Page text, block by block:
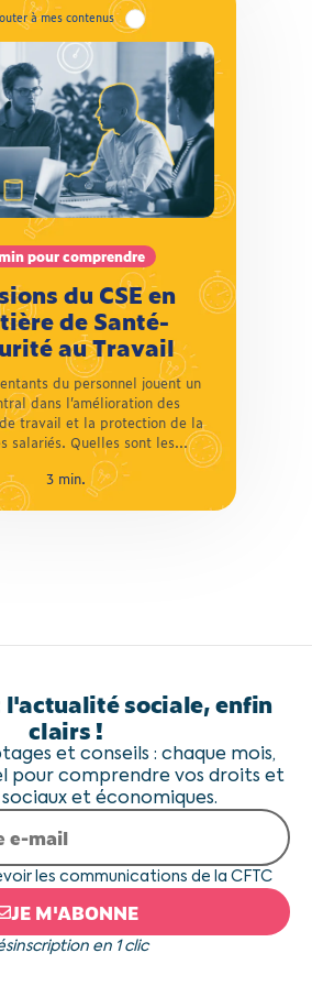
pour comprendre
du CSE en
de Santé-
au Travail
du personnel jouent un
dans l’amélioration des
travail et la protection de la
salariés. Quelles sont les...
3 min.
pour comprendre
du CSE en
de Santé-
au Travail
du personnel jouent un
dans l’amélioration des
de travail et la protection de la
Quelles sont les missions
du CSE ? Comment participe-
côtés de l’employeur, à la
risques professionnels ? On
explique l’essentiel !
3 min.
sociale, enfin
clairs !
et conseils : chaque mois,
pour comprendre vos droits et
sociaux et économiques.
les communications de la CFTC
JE M'ABONNE
en 1 clic